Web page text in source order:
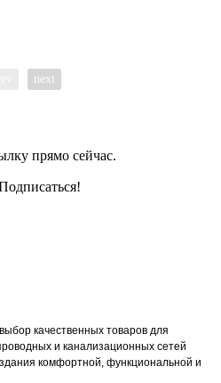
next
прямо сейчас.
качественных товаров для
и канализационных сетей
комфортной, функциональной и